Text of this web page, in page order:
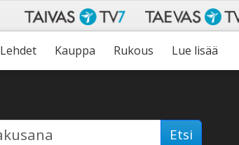
Lehdet Kauppa Rukous Lue lisää
Etsi